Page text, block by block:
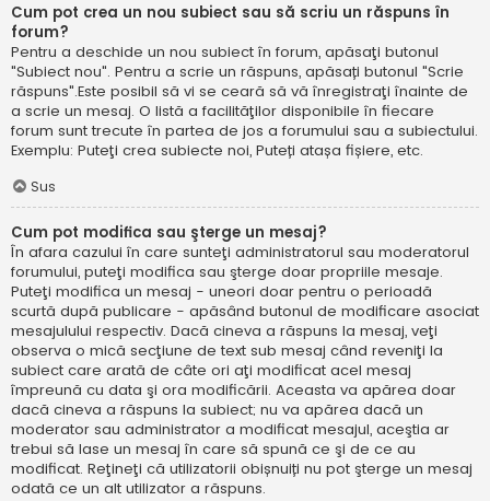
Cum pot crea un nou subiect sau să scriu un răspuns în
forum?
Pentru a deschide un nou subiect în forum, apăsaţi butonul
"Subiect nou". Pentru a scrie un răspuns, apăsați butonul "Scrie
răspuns".Este posibil să vi se ceară să vă înregistraţi înainte de
a scrie un mesaj. O listă a facilităţilor disponibile în fiecare
forum sunt trecute în partea de jos a forumului sau a subiectului.
Exemplu: Puteţi crea subiecte noi, Puteți atașa fișiere, etc.
Sus
Cum pot modifica sau şterge un mesaj?
În afara cazului în care sunteţi administratorul sau moderatorul
forumului, puteţi modifica sau şterge doar propriile mesaje.
Puteţi modifica un mesaj - uneori doar pentru o perioadă
scurtă după publicare - apăsând butonul de modificare asociat
mesajulului respectiv. Dacă cineva a răspuns la mesaj, veţi
observa o mică secţiune de text sub mesaj când reveniţi la
subiect care arată de câte ori aţi modificat acel mesaj
împreună cu data şi ora modificării. Aceasta va apărea doar
dacă cineva a răspuns la subiect; nu va apărea dacă un
moderator sau administrator a modificat mesajul, aceştia ar
trebui să lase un mesaj în care să spună ce şi de ce au
modificat. Reţineţi că utilizatorii obișnuiți nu pot şterge un mesaj
odată ce un alt utilizator a răspuns.